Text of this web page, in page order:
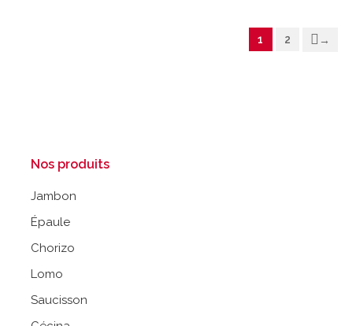
1 2 →
Nos produits
Jambon
Épaule
Chorizo
Lomo
Saucisson